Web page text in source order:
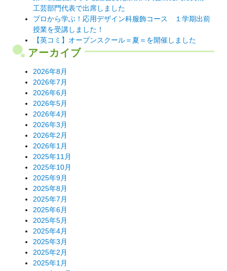
工芸部門代表で出席しました
プロから学ぶ！応用デザイン科服飾コース １学期出前
授業を受講しました！
【英コミ】オープンスクール＝夏＝を開催しました
アーカイブ
2026年8月
2026年7月
2026年6月
2026年5月
2026年4月
2026年3月
2026年2月
2026年1月
2025年11月
2025年10月
2025年9月
2025年8月
2025年7月
2025年6月
2025年5月
2025年4月
2025年3月
2025年2月
2025年1月